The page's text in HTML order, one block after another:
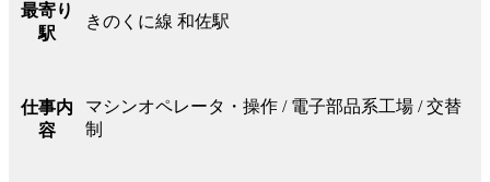
最寄り
駅
きのくに線 和佐駅
仕事内
容
マシンオペレータ・操作 / 電子部品系工場 / 交替
制